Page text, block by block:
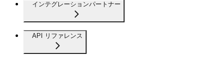
インテグレーションパートナー
API リファレンス